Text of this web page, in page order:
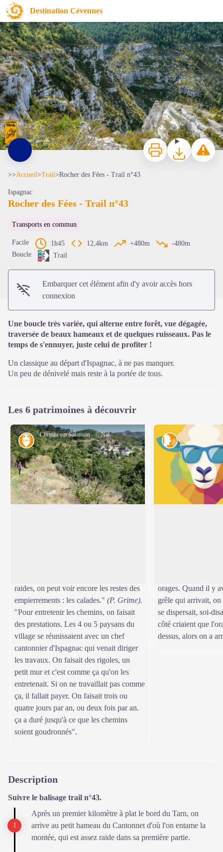
Destination Cévennes
Rocher des Fées - Trail n°43
ImprimerTéléchargerSignaler
>>Accueil>Trail>Rocher des Fées - Trail n°43
Ispagnac
Rocher des Fées - Trail n°43
Transports en commun
Facile 1h45 12,4km +480m
-480m
Boucle
Trail
Embarquer cet élément afin d'y avoir accès hors
connexion
Une boucle très variée, qui alterne entre forêt, vue dégagée,
traversée de beaux hameaux et de quelques ruisseaux. Pas le
temps de s'ennuyer, juste celui de profiter !
Un classique au départ d'Ispagnac, à ne pas manquer.
Un peu de dénivelé mais reste à la portée de tous.
Les 6 patrimoines à découvrir
Chemin sur Salanson - © Nathalie Thomas
Savoir-faire
raides, on peut voir encore les restes des
empierrements : les calades." (P. Grime).
"Pour entretenir les chemins, on faisait
des prestations. Les 4 ou 5 paysans du
village se réunissaient avec un chef
cantonnier d'Ispagnac qui venait diriger
les travaux. On faisait des rigoles, un
petit mur et c'est comme ça qu'on les
entretenait. Si on ne travaillait pas comme
ça, il fallait payer. On faisait trois ou
quatre jours par an, ou deux fois par an.
ça a duré jusqu'à ce que les chemins
soient goudronnés".
Tradition
orages. Quand il y
grêle qui arrivait,
se dispersait, soi-
côté criaient que
dessus, alors on a
Description
Suivre le balisage trail n°43.
Après un premier kilomètre à plat le bord du Tarn, on
arrive au petit hameau du Cantonnet d'où l'on entame la
montée, qui est assez raide dans sa première partie.